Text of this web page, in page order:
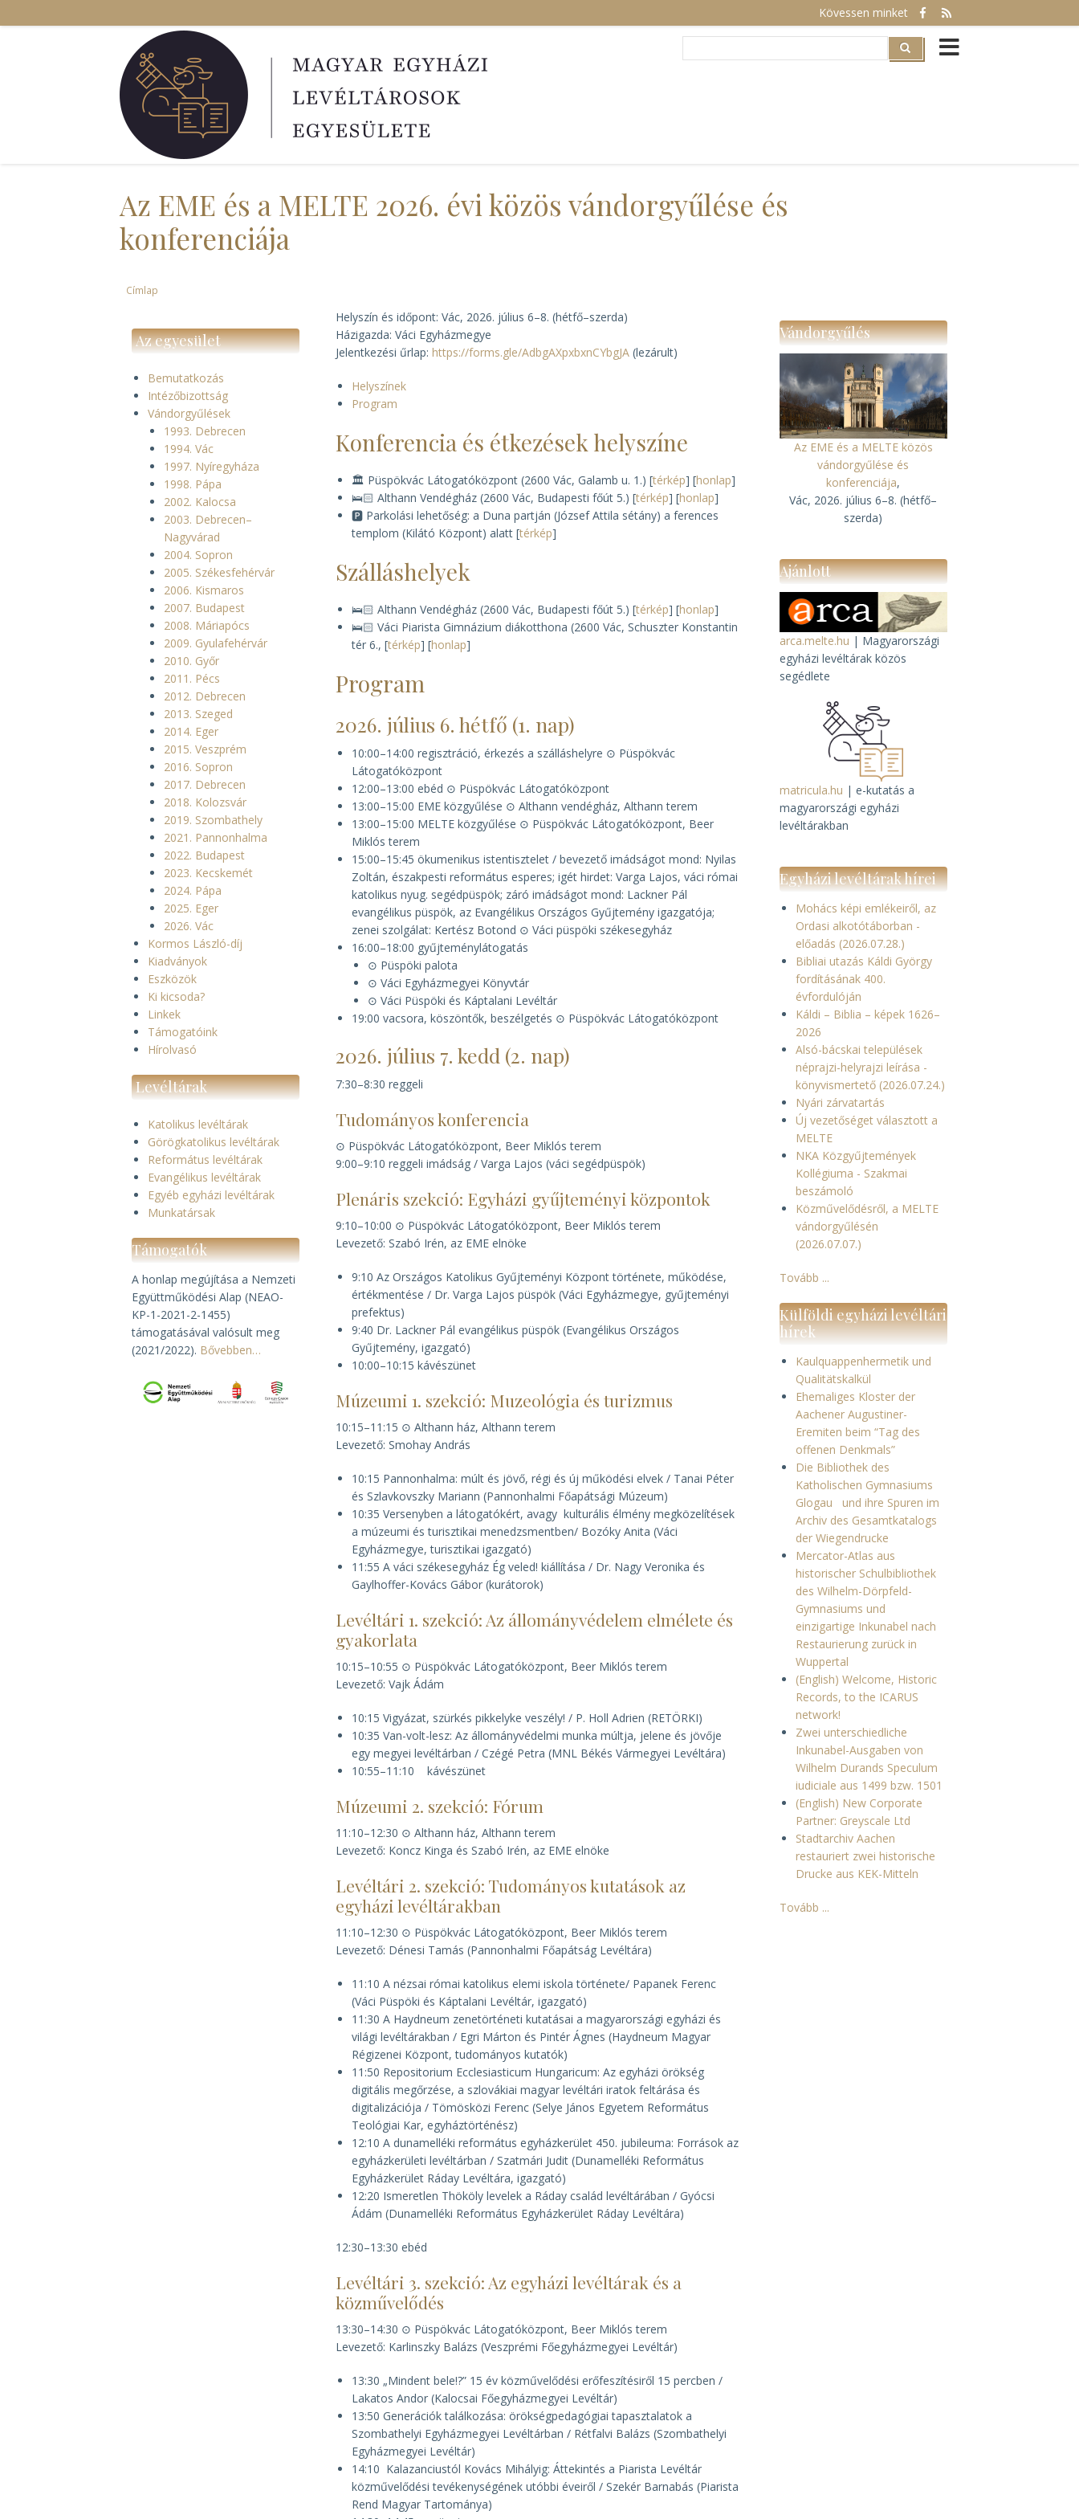
a
Kövessen minket
Search
Az EME és a MELTE 2026. évi közös vándorgyűlése és
konferenciája
Morzsa
Címlap
Az egyesület
Bemutatkozás
Intézőbizottság
Vándorgyűlések
1993. Debrecen
1994. Vác
1997. Nyíregyháza
1998. Pápa
2002. Kalocsa
2003. Debrecen–
Nagyvárad
2004. Sopron
2005. Székesfehérvár
2006. Kismaros
2007. Budapest
2008. Máriapócs
2009. Gyulafehérvár
2010. Győr
2011. Pécs
2012. Debrecen
2013. Szeged
2014. Eger
2015. Veszprém
2016. Sopron
2017. Debrecen
2018. Kolozsvár
2019. Szombathely
2021. Pannonhalma
2022. Budapest
2023. Kecskemét
2024. Pápa
2025. Eger
2026. Vác
Kormos László-díj
Kiadványok
Eszközök
Ki kicsoda?
Linkek
Támogatóink
Hírolvasó
Levéltárak
Katolikus levéltárak
Görögkatolikus levéltárak
Református levéltárak
Evangélikus levéltárak
Egyéb egyházi levéltárak
Munkatársak
Támogatók
A honlap megújítása a Nemzeti
Együttműködési Alap (NEAO-
KP-1-2021-2-1455)
támogatásával valósult meg
(2021/2022). Bővebben…
Helyszín és időpont: Vác, 2026. július 6–8. (hétfő–szerda)
Házigazda: Váci Egyházmegye
Jelentkezési űrlap:https://forms.gle/AdbgAXpxbxnCYbgJA (lezárult)
Helyszínek
Program
Konferencia és étkezések helyszíne
🏛️ Püspökvác Látogatóközpont (2600 Vác, Galamb u. 1.) [térkép] [honlap]
🛌🏻 Althann Vendégház (2600 Vác, Budapesti főút 5.) [térkép] [honlap]
️🅿️ Parkolási lehetőség: a Duna partján (József Attila sétány) a ferences
templom (Kilátó Központ) alatt [térkép]
Szálláshelyek
🛌🏻 Althann Vendégház (2600 Vác, Budapesti főút 5.) [térkép] [honlap]
🛌🏻 Váci Piarista Gimnázium diákotthona (2600 Vác, Schuszter Konstantin
tér 6., [térkép] [honlap]
Program
2026. július 6. hétfő (1. nap)
10:00–14:00 regisztráció, érkezés a szálláshelyre ⊙ Püspökvác
Látogatóközpont
12:00–13:00 ebéd ⊙ Püspökvác Látogatóközpont
13:00–15:00 EME közgyűlése ⊙ Althann vendégház, Althann terem
13:00–15:00 MELTE közgyűlése ⊙ Püspökvác Látogatóközpont, Beer
Miklós terem
15:00–15:45 ökumenikus istentisztelet / bevezető imádságot mond: Nyilas
Zoltán, északpesti református esperes; igét hirdet: Varga Lajos, váci római
katolikus nyug. segédpüspök; záró imádságot mond: Lackner Pál
evangélikus püspök, az Evangélikus Országos Gyűjtemény igazgatója;
zenei szolgálat: Kertész Botond ⊙ Váci püspöki székesegyház
16:00–18:00 gyűjteménylátogatás
⊙ Püspöki palota
⊙ Váci Egyházmegyei Könyvtár
⊙ Váci Püspöki és Káptalani Levéltár
19:00 vacsora, köszöntők, beszélgetés ⊙ Püspökvác Látogatóközpont
2026. július 7. kedd (2. nap)
7:30–8:30 reggeli
Tudományos konferencia
⊙ Püspökvác Látogatóközpont, Beer Miklós terem
9:00–9:10 reggeli imádság / Varga Lajos (váci segédpüspök)
Plenáris szekció: Egyházi gyűjteményi központok
9:10–10:00 ⊙ Püspökvác Látogatóközpont, Beer Miklós terem
Levezető: Szabó Irén, az EME elnöke
9:10 Az Országos Katolikus Gyűjteményi Központ története, működése,
értékmentése / Dr. Varga Lajos püspök (Váci Egyházmegye, gyűjteményi
prefektus)
9:40 Dr. Lackner Pál evangélikus püspök (Evangélikus Országos
Gyűjtemény, igazgató)
10:00–10:15 kávészünet
Múzeumi 1. szekció: Muzeológia és turizmus
10:15–11:15 ⊙ Althann ház, Althann terem
Levezető: Smohay András
10:15 Pannonhalma: múlt és jövő, régi és új működési elvek / Tanai Péter
és Szlavkovszky Mariann (Pannonhalmi Főapátsági Múzeum)
10:35 Versenyben a látogatókért, avagy kulturális élmény megközelítések
a múzeumi és turisztikai menedzsmentben/ Bozóky Anita (Váci
Egyházmegye, turisztikai igazgató)
11:55 A váci székesegyház Ég veled! kiállítása / Dr. Nagy Veronika és
Gaylhoffer-Kovács Gábor (kurátorok)
Levéltári 1. szekció: Az állományvédelem elmélete és
gyakorlata
10:15–10:55 ⊙ Püspökvác Látogatóközpont, Beer Miklós terem
Levezető: Vajk Ádám
10:15 Vigyázat, szürkés pikkelyke veszély! / P. Holl Adrien (RETÖRKI)
10:35 Van-volt-lesz: Az állományvédelmi munka múltja, jelene és jövője
egy megyei levéltárban / Czégé Petra (MNL Békés Vármegyei Levéltára)
10:55–11:10 kávészünet
Múzeumi 2. szekció: Fórum
11:10–12:30 ⊙ Althann ház, Althann terem
Levezető: Koncz Kinga és Szabó Irén, az EME elnöke
Levéltári 2. szekció: Tudományos kutatások az
egyházi levéltárakban
11:10–12:30 ⊙ Püspökvác Látogatóközpont, Beer Miklós terem
Levezető: Dénesi Tamás (Pannonhalmi Főapátság Levéltára)
11:10 A nézsai római katolikus elemi iskola története/ Papanek Ferenc
(Váci Püspöki és Káptalani Levéltár, igazgató)
11:30 A Haydneum zenetörténeti kutatásai a magyarországi egyházi és
világi levéltárakban / Egri Márton és Pintér Ágnes (Haydneum Magyar
Régizenei Központ, tudományos kutatók)
11:50 Repositorium Ecclesiasticum Hungaricum: Az egyházi örökség
digitális megőrzése, a szlovákiai magyar levéltári iratok feltárása és
digitalizációja / Tömösközi Ferenc (Selye János Egyetem Református
Teológiai Kar, egyháztörténész)
12:10 A dunamelléki református egyházkerület 450. jubileuma: Források az
egyházkerületi levéltárban / Szatmári Judit (Dunamelléki Református
Egyházkerület Ráday Levéltára, igazgató)
12:20 Ismeretlen Thököly levelek a Ráday család levéltárában / Gyócsi
Ádám (Dunamelléki Református Egyházkerület Ráday Levéltára)
12:30–13:30 ebéd
Levéltári 3. szekció: Az egyházi levéltárak és a
közművelődés
13:30–14:30 ⊙ Püspökvác Látogatóközpont, Beer Miklós terem
Levezető: Karlinszky Balázs (Veszprémi Főegyházmegyei Levéltár)
13:30 „Mindent bele!?” 15 év közművelődési erőfeszítésiről 15 percben /
Lakatos Andor (Kalocsai Főegyházmegyei Levéltár)
13:50 Generációk találkozása: örökségpedagógiai tapasztalatok a
Szombathelyi Egyházmegyei Levéltárban / Rétfalvi Balázs (Szombathelyi
Egyházmegyei Levéltár)
14:10 Kalazanciustól Kovács Mihályig: Áttekintés a Piarista Levéltár
közművelődési tevékenységének utóbbi éveiről / Szekér Barnabás (Piarista
Rend Magyar Tartománya)
Vándorgyűlés
Az EME és a MELTE közös
vándorgyűlése és
konferenciája,
Vác, 2026. július 6–8. (hétfő–
szerda)
Ajánlott
arca.melte.hu | Magyarországi
egyházi levéltárak közös
segédlete
matricula.hu | e-kutatás a
magyarországi egyházi
levéltárakban
Egyházi levéltárak hírei
Mohács képi emlékeiről, az
Ordasi alkotótáborban -
előadás (2026.07.28.)
Bibliai utazás Káldi György
fordításának 400.
évfordulóján
Káldi – Biblia – képek 1626–
2026
Alsó-bácskai települések
néprajzi-helyrajzi leírása -
könyvismertető (2026.07.24.)
Nyári zárvatartás
Új vezetőséget választott a
MELTE
NKA Közgyűjtemények
Kollégiuma - Szakmai
beszámoló
Közművelődésről, a MELTE
vándorgyűlésén
(2026.07.07.)
Tovább ...
Külföldi egyházi levéltári
hírek
Kaulquappenhermetik und
Qualitätskalkül
Ehemaliges Kloster der
Aachener Augustiner-
Eremiten beim “Tag des
offenen Denkmals”
Die Bibliothek des
Katholischen Gymnasiums
Glogau und ihre Spuren im
Archiv des Gesamtkatalogs
der Wiegendrucke
Mercator-Atlas aus
historischer Schulbibliothek
des Wilhelm-Dörpfeld-
Gymnasiums und
einzigartige Inkunabel nach
Restaurierung zurück in
Wuppertal
(English) Welcome, Historic
Records, to the ICARUS
network!
Zwei unterschiedliche
Inkunabel-Ausgaben von
Wilhelm Durands Speculum
iudiciale aus 1499 bzw. 1501
(English) New Corporate
Partner: Greyscale Ltd
Stadtarchiv Aachen
restauriert zwei historische
Drucke aus KEK-Mitteln
Tovább ...